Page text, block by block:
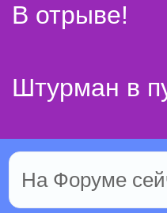
В отрыве!
Штурман в
На Форуме